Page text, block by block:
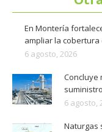
En Montería
ampliar la cobertura
6 agosto, 2026
Concluye
6 agosto,
Naturgas